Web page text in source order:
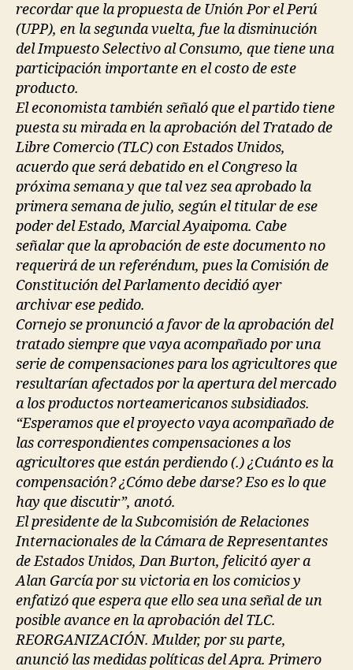
recordar que la propuesta de Unión Por el Perú
(UPP), en la segunda vuelta, fue la disminución
del Impuesto Selectivo al Consumo, que tiene una
participación importante en el costo de este
producto.
El economista también señaló que el partido tiene
puesta su mirada en la aprobación del Tratado de
Libre Comercio (TLC) con Estados Unidos,
acuerdo que será debatido en el Congreso la
próxima semana y que tal vez sea aprobado la
primera semana de julio, según el titular de ese
poder del Estado, Marcial Ayaipoma. Cabe
señalar que la aprobación de este documento no
requerirá de un referéndum, pues la Comisión de
Constitución del Parlamento decidió ayer
archivar ese pedido.
Cornejo se pronunció a favor de la aprobación del
tratado siempre que vaya acompañado por una
serie de compensaciones para los agricultores que
resultarían afectados por la apertura del mercado
a los productos norteamericanos subsidiados.
“Esperamos que el proyecto vaya acompañado de
las correspondientes compensaciones a los
agricultores que están perdiendo (.) ¿Cuánto es la
compensación? ¿Cómo debe darse? Eso es lo que
hay que discutir”, anotó.
El presidente de la Subcomisión de Relaciones
Internacionales de la Cámara de Representantes
de Estados Unidos, Dan Burton, felicitó ayer a
Alan García por su victoria en los comicios y
enfatizó que espera que ello sea una señal de un
posible avance en la aprobación del TLC.
REORGANIZACIÓN. Mulder, por su parte,
anunció las medidas políticas del Apra. Primero